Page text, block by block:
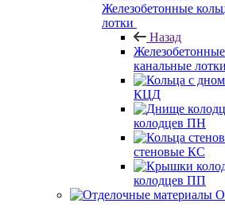
Железобетонные
лотки
Назад
канальные лотки
КЦД
колодцев ПН
стеновые КС
колодцев ПП